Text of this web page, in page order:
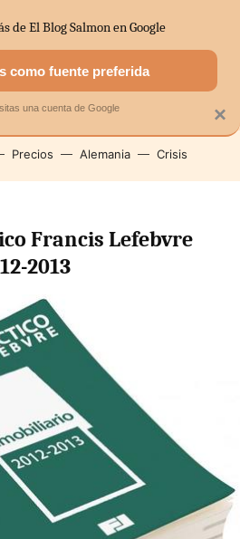
DOMÉSTICA MERCADOS
Precios Alemania Crisis
Francis Lefebvre
2013
×
de El Blog Salmon en Google
como fuente preferida
una cuenta de Google